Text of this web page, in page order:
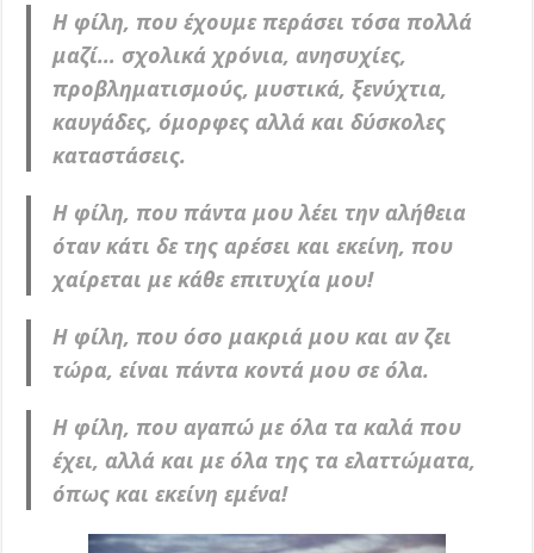
Η φίλη, που έχουμε περάσει τόσα πολλά
μαζί… σχολικά χρόνια, ανησυχίες,
προβληματισμούς, μυστικά, ξενύχτια,
καυγάδες, όμορφες αλλά και δύσκολες
καταστάσεις.
Η φίλη, που πάντα μου λέει την αλήθεια
όταν κάτι δε της αρέσει και εκείνη, που
χαίρεται με κάθε επιτυχία μου!
Η φίλη, που όσο μακριά μου και αν ζει
τώρα, είναι πάντα κοντά μου σε όλα.
Η φίλη, που αγαπώ με όλα τα καλά που
έχει, αλλά και με όλα της τα ελαττώματα,
όπως και εκείνη εμένα!